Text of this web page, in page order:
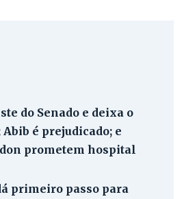
do Senado e deixa o
é prejudicado; e
prometem hospital
primeiro passo para